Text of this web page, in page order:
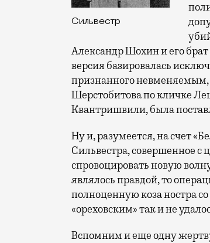
Сильвестр
Александр Шохин и его
версия базировалась
признанного невменяемым,
Шерстобитова по кличке
Квантришвили, была
Ну и, разумеется, на счет
Сильвестра, совершенное с
спровоцировать новую
являлось правдой, то
полноценную коза ностра
«ореховским» так и не
Вспомним и еще одну